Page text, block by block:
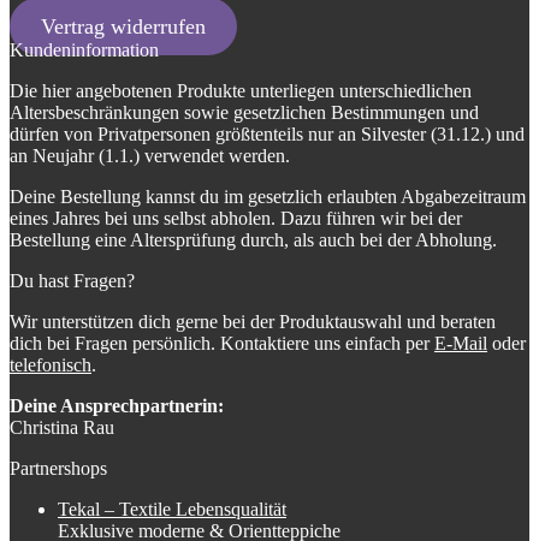
Vertrag widerrufen
Kundeninformation
Die hier angebotenen Produkte unterliegen unterschiedlichen
Altersbeschränkungen sowie gesetzlichen Bestimmungen und
dürfen von Privatpersonen größtenteils nur an Silvester (31.12.) und
an Neujahr (1.1.) verwendet werden.
Deine Bestellung kannst du im gesetzlich erlaubten Abgabezeitraum
eines Jahres bei uns selbst abholen. Dazu führen wir bei der
Bestellung eine Altersprüfung durch, als auch bei der Abholung.
Du hast Fragen?
Wir unterstützen dich gerne bei der Produktauswahl und beraten
dich bei Fragen persönlich. Kontaktiere uns einfach perE-Mail oder
telefonisch.
Deine Ansprechpartnerin:
Christina Rau
Partnershops
Tekal – Textile Lebensqualität
Exklusive moderne & Orientteppiche